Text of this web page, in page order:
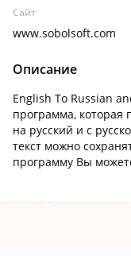
Сайт
www.sobolsoft.com
Описание
English To Russian
программа, которая
на русский и с
текст можно
программу Вы